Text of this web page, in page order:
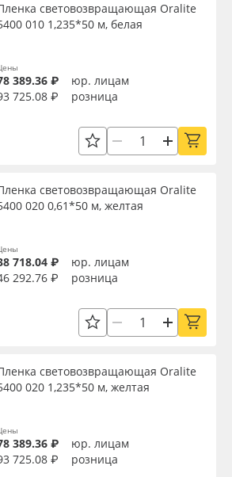
световозвращающая Oralite
010 1,235*50 м, белая
389.36 ₽
юр. лицам
725.08 ₽
розница
световозвращающая Oralite
020 0,61*50 м, желтая
718.04 ₽
юр. лицам
292.76 ₽
розница
световозвращающая Oralite
020 1,235*50 м, желтая
389.36 ₽
юр. лицам
725.08 ₽
розница